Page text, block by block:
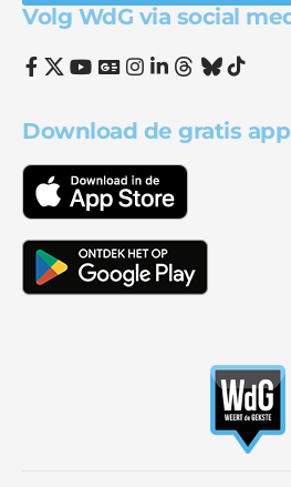
Volg WdG via social
Download de gratis app